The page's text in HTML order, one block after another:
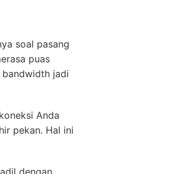
soal pasang
puas
jadi
Anda
pekan. Hal ini
dengan